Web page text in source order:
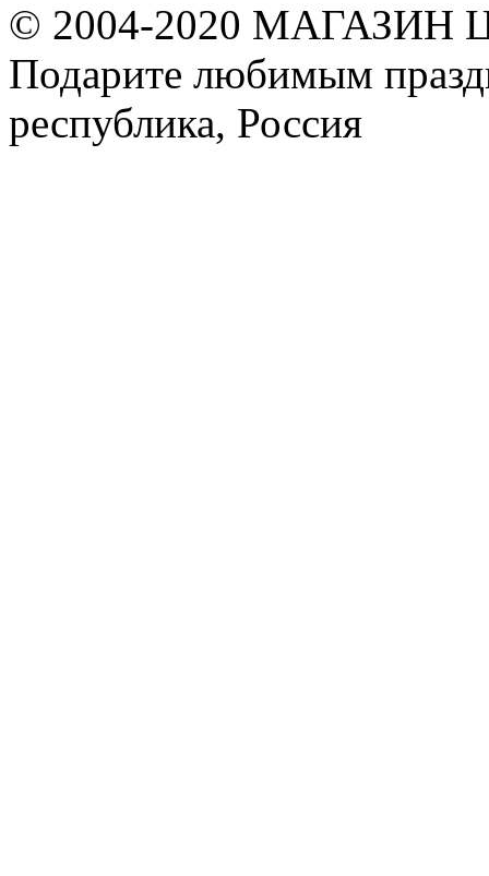
© 2004-2020 МАГАЗИН
Подарите любимым
республика, Россия